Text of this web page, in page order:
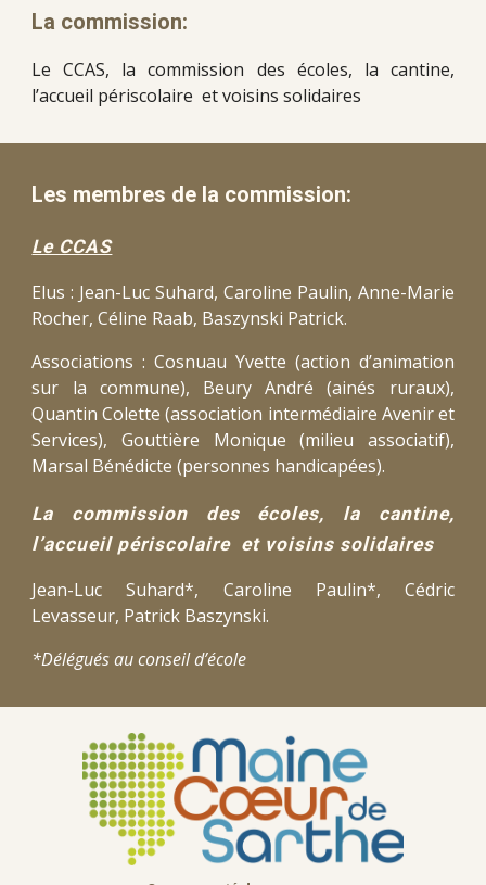
La commission:
Le CCAS, la commission des écoles, la cantine,
l’accueil périscolaire et voisins solidaires
Les membres de la commission:
Le CCAS
Elus : Jean-Luc Suhard, Caroline Paulin, Anne-Marie
Rocher, Céline Raab, Baszynski Patrick.
Associations : Cosnuau Yvette (action d’animation
sur la commune), Beury André (ainés ruraux),
Quantin Colette (association intermédiaire Avenir et
Services), Gouttière Monique (milieu associatif),
Marsal Bénédicte (personnes handicapées).
La commission des écoles, la cantine,
l’accueil périscolaire et voisins solidaires
Jean-Luc Suhard*, Caroline Paulin*, Cédric
Levasseur, Patrick Baszynski.
*Délégués au conseil d’école